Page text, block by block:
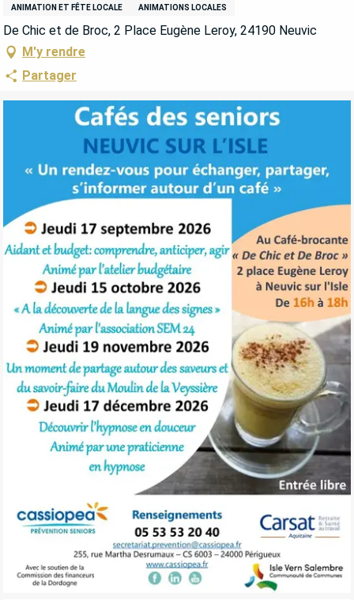
ANIMATION ET FÊTE LOCALE ANIMATIONS LOCALES
De Chic et de Broc, 2 Place Eugène Leroy, 24190 Neuvic
M'y rendre
Partager